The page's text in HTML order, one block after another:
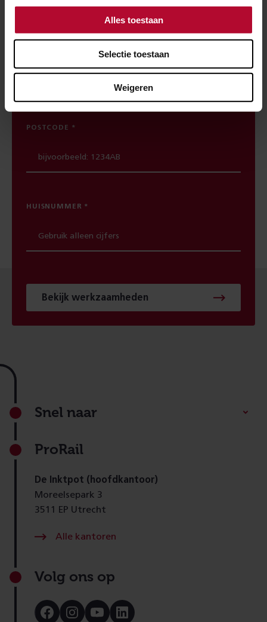
Alles toestaan
Selectie toestaan
Weigeren
Spoorwerkcheck
POSTCODE
HUISNUMMER
Bekijk werkzaamheden
Footer
Snel naar
ProRail
De Inktpot (hoofdkantoor)
Moreelsepark 3
3511 EP Utrecht
Alle kantoren
Volg ons op
BezoekBezoekBezoekBezoek